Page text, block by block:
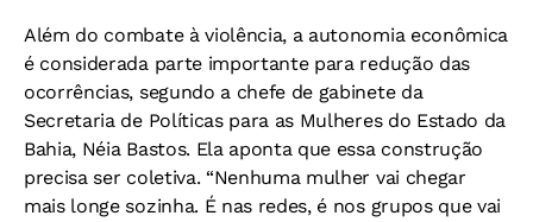
Além do combate à violência, a autonomia econômica
é considerada parte importante para redução das
ocorrências, segundo a chefe de gabinete da
Secretaria de Políticas para as Mulheres do Estado da
Bahia, Néia Bastos. Ela aponta que essa construção
precisa ser coletiva. “Nenhuma mulher vai chegar
mais longe sozinha. É nas redes, é nos grupos que vai